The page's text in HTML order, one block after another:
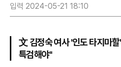
입력 2024-05-21 18:10
文 김정숙 여사 '인도 타지마
특검해야"